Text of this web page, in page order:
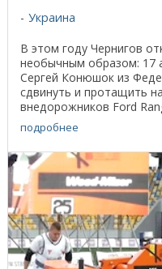
Украина
В этом году Чернигов
необычным образом: 17
Сергей Конюшок из
сдвинуть и протащить
внедорожников Ford
пассажирами. ...
подробнее